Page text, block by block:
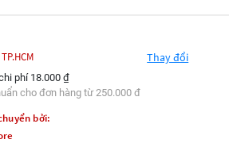
Thay đổi
phí 18.000 ₫
cho đơn hàng từ 250.000 đ
bởi: